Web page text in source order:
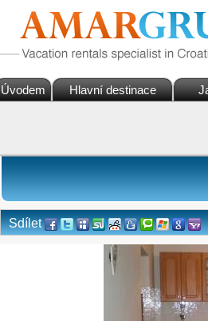
Úvodem Hlavní destinace
Sdílet